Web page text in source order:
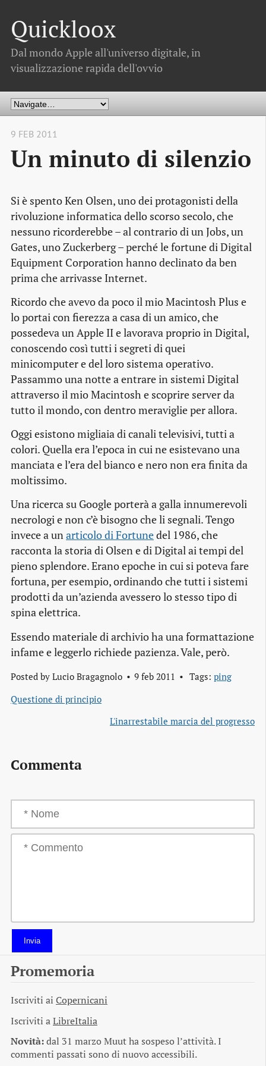
Quickloox
Dal mondo Apple all'universo digitale, in
visualizzazione rapida dell'ovvio
9 FEB 2011
Un minuto di silenzio
Si è spento Ken Olsen, uno dei protagonisti della
rivoluzione informatica dello scorso secolo, che
nessuno ricorderebbe – al contrario di un Jobs, un
Gates, uno Zuckerberg – perché le fortune di Digital
Equipment Corporation hanno declinato da ben
prima che arrivasse Internet.
Ricordo che avevo da poco il mio Macintosh Plus e
lo portai con fierezza a casa di un amico, che
possedeva un Apple II e lavorava proprio in Digital,
conoscendo così tutti i segreti di quei
minicomputer e del loro sistema operativo.
Passammo una notte a entrare in sistemi Digital
attraverso il mio Macintosh e scoprire server da
tutto il mondo, con dentro meraviglie per allora.
Oggi esistono migliaia di canali televisivi, tutti a
colori. Quella era l’epoca in cui ne esistevano una
manciata e l’era del bianco e nero non era finita da
moltissimo.
Una ricerca su Google porterà a galla innumerevoli
necrologi e non c’è bisogno che li segnali. Tengo
invece a unarticolo di Fortunedel 1986, che
racconta la storia di Olsen e di Digital ai tempi del
pieno splendore. Erano epoche in cui si poteva fare
fortuna, per esempio, ordinando che tutti i sistemi
prodotti da un’azienda avessero lo stesso tipo di
spina elettrica.
Essendo materiale di archivio ha una formattazione
infame e leggerlo richiede pazienza. Vale, però.
Posted by Lucio Bragagnolo 9 feb 2011 Tags: ping
Questione di principio
L'inarrestabile marcia del progresso
Commenta
Invia
Promemoria
Iscriviti ai Copernicani
Iscriviti aLibreItalia
Novità:dal 31 marzo Muut ha sospeso l’attività. I
commenti passati sono di nuovo accessibili.